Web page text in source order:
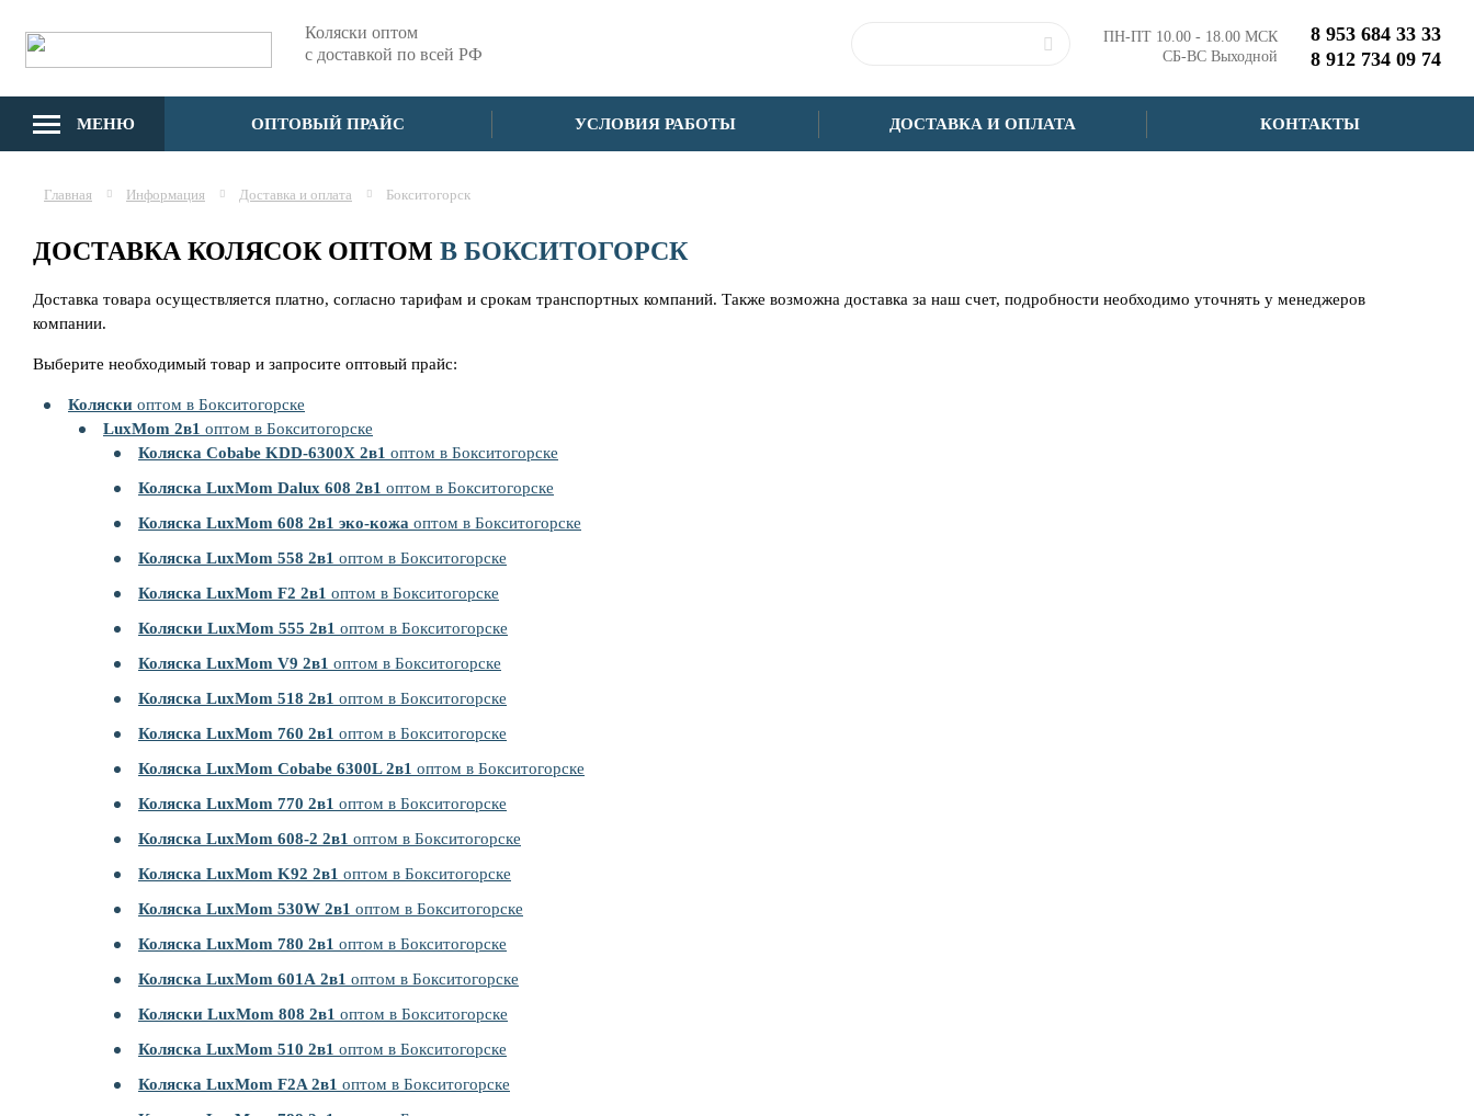
Коляски оптом
с доставкой по всей РФ
ПН-ПТ 10.00 - 18.00 МСК
СБ-ВС Выходной
8 953 684 33 33
8 912 734 09 74
МЕНЮ ОПТОВЫЙ ПРАЙС УСЛОВИЯ РАБОТЫ ДОСТАВКА И ОПЛАТА КОНТАКТЫ
Главная Информация Доставка и оплата Бокситогорск
ДОСТАВКА КОЛЯСОК ОПТОМ В БОКСИТОГОРСК
Доставка товара осуществляется платно, согласно тарифам и срокам транспортных компаний. Также возможна доставка за наш счет, подробности необходимо уточнять у менеджеров
компании.
Выберите необходимый товар и запросите оптовый прайс:
Коляски оптом в Бокситогорске
LuxMom 2в1 оптом в Бокситогорске
Коляска Cobabe KDD-6300X 2в1 оптом в Бокситогорске
Коляска LuxMom Dalux 608 2в1 оптом в Бокситогорске
Коляска LuxMom 608 2в1 эко-кожа оптом в Бокситогорске
Коляска LuxMom 558 2в1 оптом в Бокситогорске
Коляска LuxMom F2 2в1 оптом в Бокситогорске
Коляски LuxMom 555 2в1 оптом в Бокситогорске
Коляска LuxMom V9 2в1 оптом в Бокситогорске
Коляска LuxMom 518 2в1 оптом в Бокситогорске
Коляска LuxMom 760 2в1 оптом в Бокситогорске
Коляска LuxMom Cobabe 6300L 2в1 оптом в Бокситогорске
Коляска LuxMom 770 2в1 оптом в Бокситогорске
Коляска LuxMom 608-2 2в1 оптом в Бокситогорске
Коляска LuxMom K92 2в1 оптом в Бокситогорске
Коляска LuxMom 530W 2в1 оптом в Бокситогорске
Коляска LuxMom 780 2в1 оптом в Бокситогорске
Коляска LuxMom 601А 2в1 оптом в Бокситогорске
Коляски LuxMom 808 2в1 оптом в Бокситогорске
Коляска LuxMom 510 2в1 оптом в Бокситогорске
Коляска LuxMom F2A 2в1 оптом в Бокситогорске